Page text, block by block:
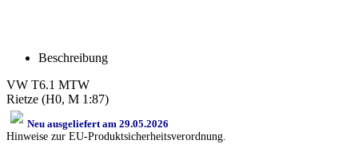
Beschreibung
VW T6.1 MTW
Rietze (H0, M 1:87)
Neu ausgeliefert am 29.05.2026
Hinweise zur EU-Produktsicherheitsverordnung.